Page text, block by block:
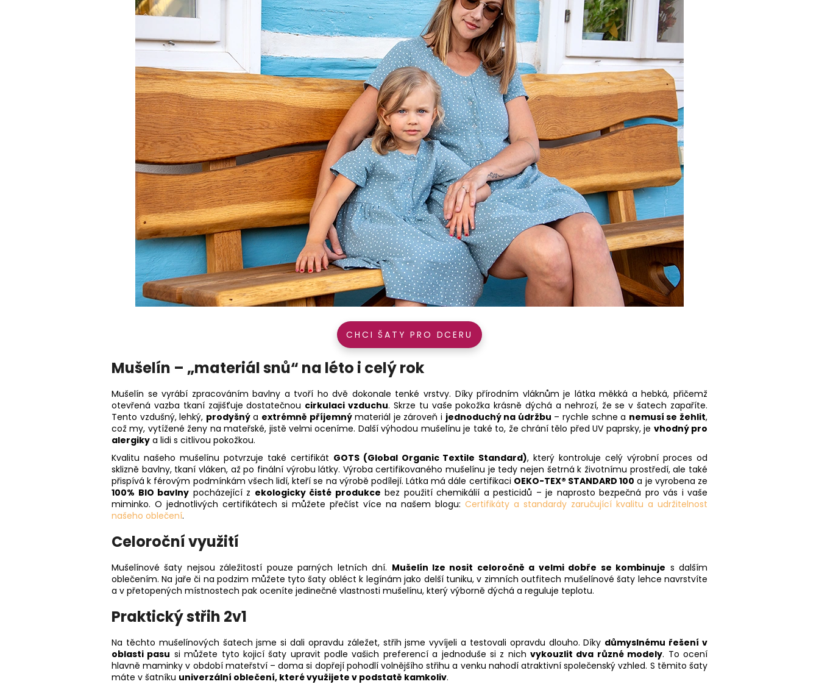
CHCI ŠATY PRO DCERU
Mušelín – „materiál snů“ na léto i celý rok
Mušelín se vyrábí zpracováním bavlny a tvoří ho dvě dokonale tenké vrstvy. Díky přírodním vláknům je látka měkká a hebká, přičemž
otevřená vazba tkaní zajišťuje dostatečnou cirkulaci vzduchu. Skrze tu vaše pokožka krásně dýchá a nehrozí, že se v šatech zapaříte.
Tento vzdušný, lehký, prodyšnýa extrémně příjemnýmateriál je zároveň i jednoduchý na údržbu – rychle schne a nemusí se žehlit,
což my, vytížené ženy na mateřské, jistě velmi oceníme. Další výhodou mušelínu je také to, že chrání tělo před UV paprsky, je vhodný pro
alergiky a lidi s citlivou pokožkou.
Kvalitu našeho mušelínu potvrzuje také certifikát GOTS (Global Organic Textile Standard), který kontroluje celý výrobní proces od
sklizně bavlny, tkaní vláken, až po finální výrobu látky. Výroba certifikovaného mušelínu je tedy nejen šetrná k životnímu prostředí, ale také
přispívá k férovým podmínkám všech lidí, kteří se na výrobě podílejí. Látka má dále certifikaci OEKO-TEX® STANDARD 100 a je vyrobena ze
100% BIO bavlny pocházející z ekologicky čisté produkce bez použití chemikálií a pesticidů – je naprosto bezpečná pro vás i vaše
miminko. O jednotlivých certifikátech si můžete přečíst více na našem blogu: Certifikáty a standardy zaručující kvalitu a udržitelnost
našeho oblečení.
Celoroční využití
Mušelínové šaty nejsou záležitostí pouze parných letních dní. Mušelín lze nosit celoročně a velmi dobře se kombinuje s dalším
oblečením. Na jaře či na podzim můžete tyto šaty obléct k legínám jako delší tuniku, v zimních outfitech mušelínové šaty lehce navrstvíte
a v přetopených místnostech pak oceníte jedinečné vlastnosti mušelínu, který výborně dýchá a reguluje teplotu.
Praktický střih 2v1
Na těchto mušelínových šatech jsme si dali opravdu záležet, střih jsme vyvíjeli a testovali opravdu dlouho. Díky důmyslnému řešení v
oblasti pasu si můžete tyto kojicí šaty upravit podle vašich preferencí a jednoduše si z nichvykouzlit dva různé modely. To ocení
hlavně maminky v období mateřství – doma si dopřejí pohodlí volnějšího střihu a venku nahodí atraktivní společenský vzhled. S těmito šaty
máte v šatníku univerzální oblečení, které využijete v podstatě kamkoliv.